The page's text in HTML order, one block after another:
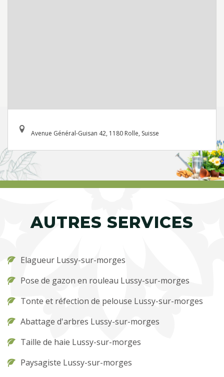
Avenue Général-Guisan 42, 1180 Rolle, Suisse
AUTRES SERVICES
Elagueur Lussy-sur-morges
Pose de gazon en rouleau Lussy-sur-morges
Tonte et réfection de pelouse Lussy-sur-morges
Abattage d'arbres Lussy-sur-morges
Taille de haie Lussy-sur-morges
Paysagiste Lussy-sur-morges